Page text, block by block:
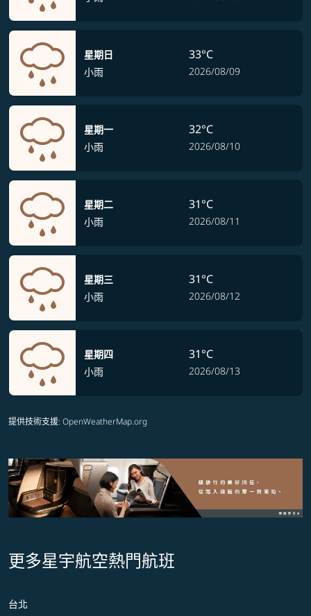
星期日
小雨
33°C
2026/08/09
星期一
小雨
32°C
2026/08/10
星期二
小雨
31°C
2026/08/11
星期三
小雨
31°C
2026/08/12
星期四
小雨
31°C
2026/08/13
提供技術支援: OpenWeatherMap.org
更多星宇航空熱門航班
台北